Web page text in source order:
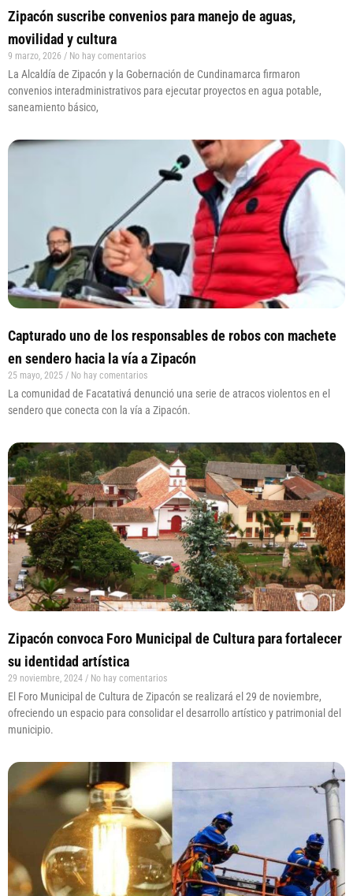
Zipacón suscribe convenios para manejo de aguas,
movilidad y cultura
9 marzo, 2026 No hay comentarios
La Alcaldía de Zipacón y la Gobernación de Cundinamarca firmaron
convenios interadministrativos para ejecutar proyectos en agua potable,
saneamiento básico,
Capturado uno de los responsables de robos con machete
en sendero hacia la vía a Zipacón
25 mayo, 2025 No hay comentarios
La comunidad de Facatativá denunció una serie de atracos violentos en el
sendero que conecta con la vía a Zipacón.
Zipacón convoca Foro Municipal de Cultura para fortalecer
su identidad artística
29 noviembre, 2024 No hay comentarios
El Foro Municipal de Cultura de Zipacón se realizará el 29 de noviembre,
ofreciendo un espacio para consolidar el desarrollo artístico y patrimonial del
municipio.